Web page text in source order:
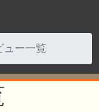
ュー一覧